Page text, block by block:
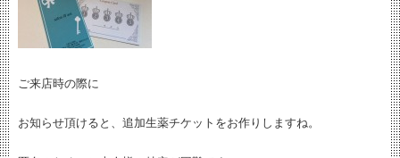
ご来店時の際に
お知らせ頂けると、追加生薬チケットをお作りしますね。